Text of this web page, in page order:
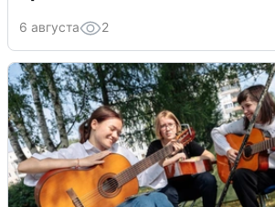
6 августа 2